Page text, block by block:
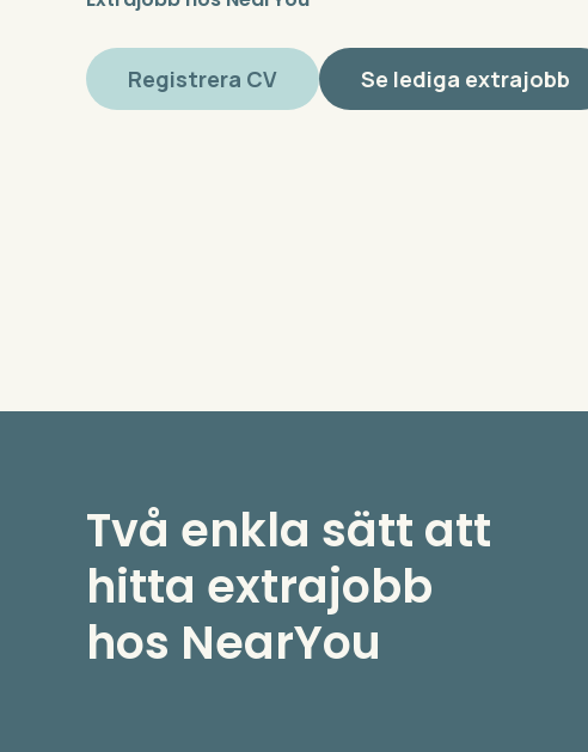
Registrera CV Se lediga extrajobb
Två enkla sätt att
hitta extrajobb
hos NearYou